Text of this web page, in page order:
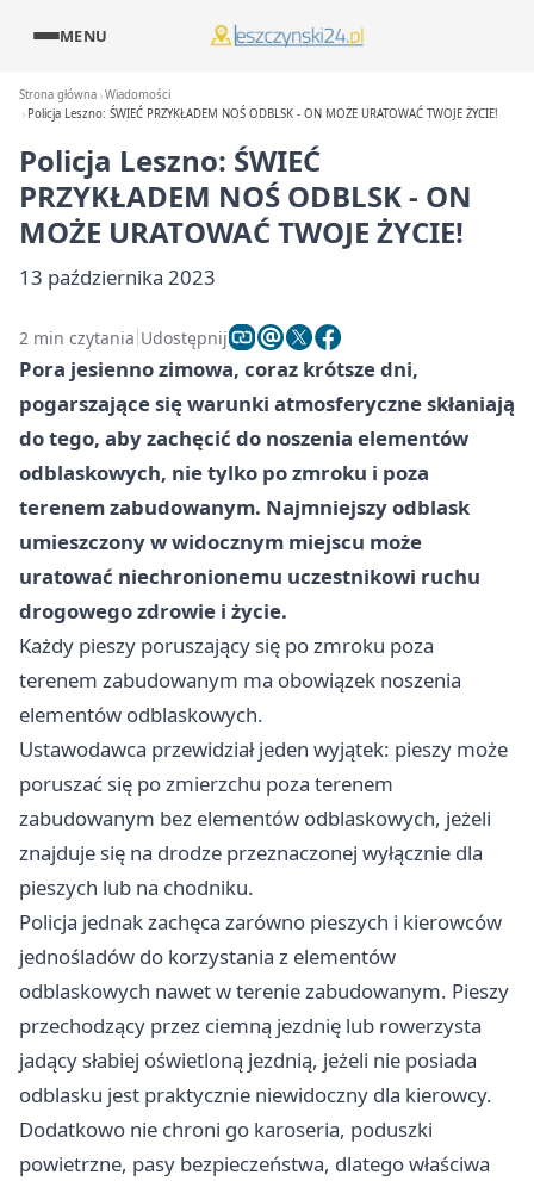
MENU
Strona główna Wiadomości
Policja Leszno: ŚWIEĆ PRZYKŁADEM NOŚ ODBLSK - ON MOŻE URATOWAĆ TWOJE ŻYCIE!
Policja Leszno: ŚWIEĆ
PRZYKŁADEM NOŚ ODBLSK - ON
MOŻE URATOWAĆ TWOJE ŻYCIE!
13 października 2023
2 min czytania Udostępnij
Pora jesienno zimowa, coraz krótsze dni,
pogarszające się warunki atmosferyczne skłaniają
do tego, aby zachęcić do noszenia elementów
odblaskowych, nie tylko po zmroku i poza
terenem zabudowanym. Najmniejszy odblask
umieszczony w widocznym miejscu może
uratować niechronionemu uczestnikowi ruchu
drogowego zdrowie i życie.
Każdy pieszy poruszający się po zmroku poza
terenem zabudowanym ma obowiązek noszenia
elementów odblaskowych.
Ustawodawca przewidział jeden wyjątek: pieszy może
poruszać się po zmierzchu poza terenem
zabudowanym bez elementów odblaskowych, jeżeli
znajduje się na drodze przeznaczonej wyłącznie dla
pieszych lub na chodniku.
Policja jednak zachęca zarówno pieszych i kierowców
jednośladów do korzystania z elementów
odblaskowych nawet w terenie zabudowanym. Pieszy
przechodzący przez ciemną jezdnię lub rowerzysta
jadący słabiej oświetloną jezdnią, jeżeli nie posiada
odblasku jest praktycznie niewidoczny dla kierowcy.
Dodatkowo nie chroni go karoseria, poduszki
powietrzne, pasy bezpieczeństwa, dlatego właściwa